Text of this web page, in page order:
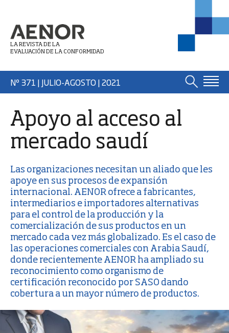
LA REVISTA DE LA
EVALUACIÓN DE LA CONFORMIDAD
Nº 371 | JULIO-AGOSTO| 2021
Apoyo al acceso al
mercado saudí
Las organizaciones necesitan un aliado que les
apoye en sus procesos de expansión
internacional. AENOR ofrece a fabricantes,
intermediarios e importadores alternativas
para el control de la producción y la
comercialización de sus productos en un
mercado cada vez más globalizado. Es el caso de
las operaciones comerciales con Arabia Saudí,
donde recientemente AENOR ha ampliado su
reconocimiento como organismo de
certificación reconocido por SASO dando
cobertura a un mayor número de productos.